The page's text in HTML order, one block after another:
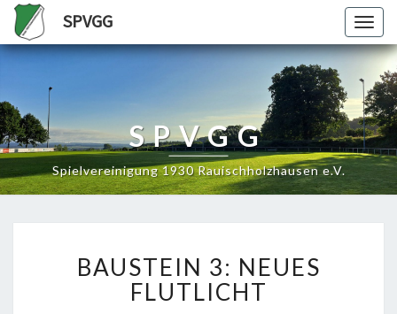
SPVGG
SPVGG
Spielvereinigung 1930 Rauischholzhausen e.V.
3:
NEUES
FLUTLICHT
BAUSTEIN 3: NEUES
FLUTLICHT